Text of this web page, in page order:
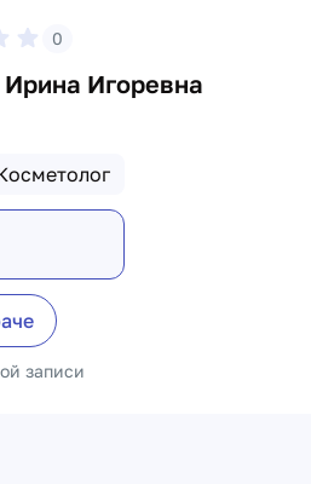
0
Игоревна
записи